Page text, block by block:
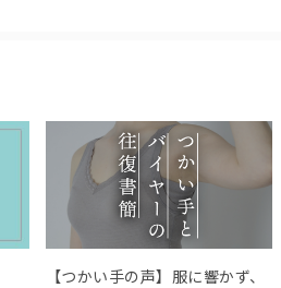
【つかい手の声】服に響かず、